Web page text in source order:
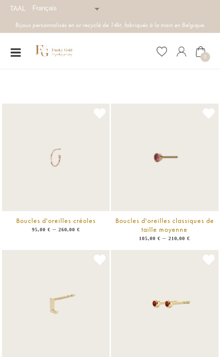
TAAL Français
Bijoux personnalisés en or recyclé de 14kt, fabriqués à la main en Belgique.
0
Boucles d'oreilles créoles
95,00 € – 260,00 €
Boucles d'oreilles classiques de
taille moyenne
105,00€ –210,00€